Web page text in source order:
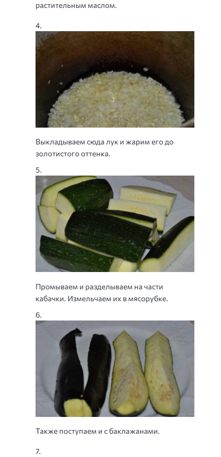
растительным маслом.
Выкладываем сюда лук и жарим его до
золотистого оттенка.
Промываем и разделываем на части
кабачки. Измельчаем их в мясорубке.
Также поступаем и с баклажанами.